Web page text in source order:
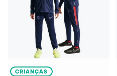
CRIANÇAS